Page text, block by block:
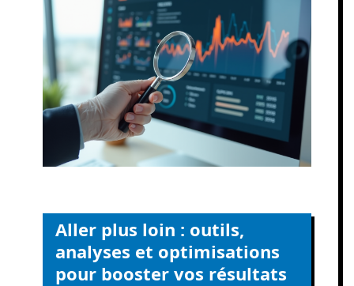
Aller plus loin : outils,
analyses et optimisations
pour booster vos résultats